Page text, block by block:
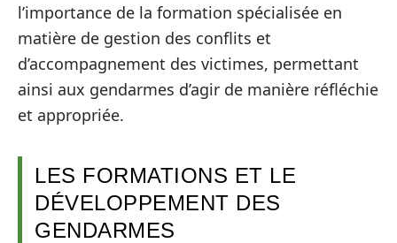
l’importance de la formation spécialisée en
matière de gestion des conflits et
d’accompagnement des victimes, permettant
ainsi aux gendarmes d’agir de manière réfléchie
et appropriée.
LES FORMATIONS ET LE
DÉVELOPPEMENT DES
GENDARMES